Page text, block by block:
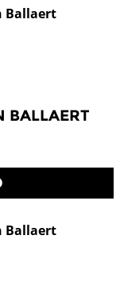
BALLAERT